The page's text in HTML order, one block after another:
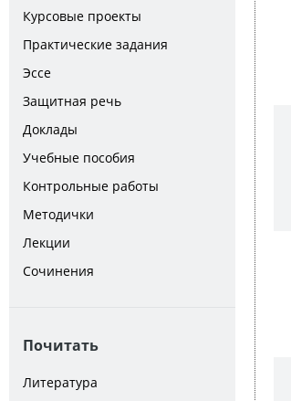
Курсовые проекты
Практические задания
Эссе
Защитная речь
Доклады
Учебные пособия
Контрольные работы
Методички
Лекции
Сочинения
Почитать
Литература